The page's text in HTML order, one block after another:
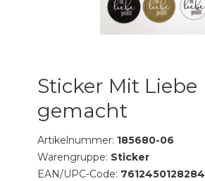
Sticker Mit Liebe
gemacht
Artikelnummer: 185680-06
Warengruppe: Sticker
EAN/UPC-Code: 7612450128284